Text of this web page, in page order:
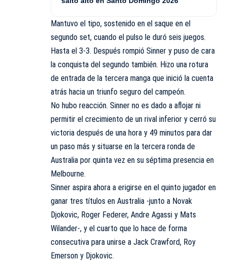
Mantuvo el tipo, sostenido en el saque en el
segundo set, cuando el pulso le duró seis juegos.
Hasta el 3-3. Después rompió Sinner y puso de cara
la conquista del segundo también. Hizo una rotura
de entrada de la tercera manga que inició la cuenta
atrás hacia un triunfo seguro del campeón.
No hubo reacción. Sinner no es dado a aflojar ni
permitir el crecimiento de un rival inferior y cerró su
victoria después de una hora y 49 minutos para dar
un paso más y situarse en la tercera ronda de
Australia por quinta vez en su séptima presencia en
Melbourne.
Sinner aspira ahora a erigirse en el quinto jugador en
ganar tres títulos en Australia -junto a Novak
Djokovic, Roger Federer, Andre Agassi y Mats
Wilander-, y el cuarto que lo hace de forma
consecutiva para unirse a Jack Crawford, Roy
Emerson y Djokovic.